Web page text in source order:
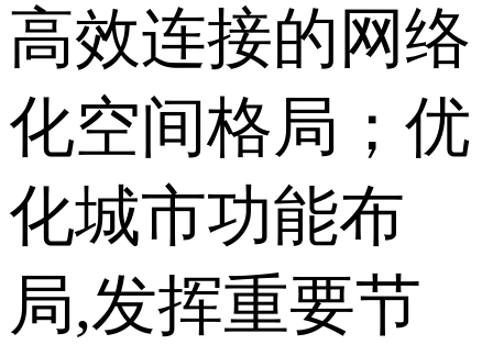
高效连接的网络
化空间格局；优
化城市功能布
局,发挥重要节